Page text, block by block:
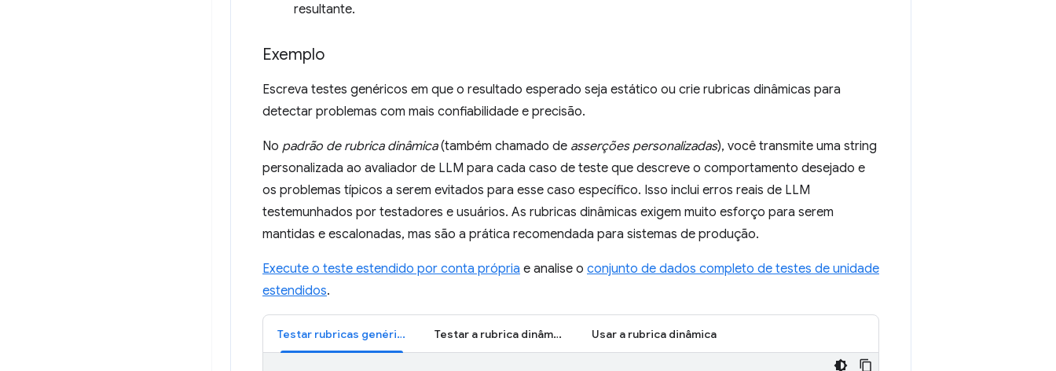
resultante.
Exemplo
Escreva testes genéricos em que o resultado esperado seja estático ou crie rubricas dinâmicas para
detectar problemas com mais confiabilidade e precisão.
No padrão de rubrica dinâmica(também chamado de asserções personalizadas), você transmite uma string
personalizada ao avaliador de LLM para cada caso de teste que descreve o comportamento desejado e
os problemas típicos a serem evitados para esse caso específico. Isso inclui erros reais de LLM
testemunhados por testadores e usuários. As rubricas dinâmicas exigem muito esforço para serem
mantidas e escalonadas, mas são a prática recomendada para sistemas de produção.
Execute o teste estendido por conta própria e analise o conjunto de dados completo de testes de unidade
estendidos.
Testar rubricas genéricas Testar a rubrica dinâmica Usar a rubrica dinâmica